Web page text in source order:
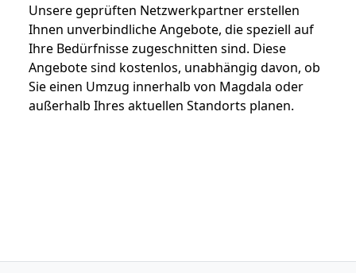
Unsere geprüften Netzwerkpartner erstellen
Ihnen unverbindliche Angebote, die speziell auf
Ihre Bedürfnisse zugeschnitten sind. Diese
Angebote sind kostenlos, unabhängig davon, ob
Sie einen Umzug innerhalb von Magdala oder
außerhalb Ihres aktuellen Standorts planen.